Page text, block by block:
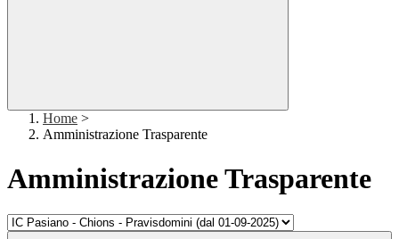
Home >
Amministrazione Trasparente
Amministrazione Trasparente